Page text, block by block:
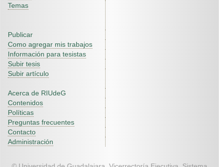
Temas
Publicar
Como agregar mis trabajos
Información para tesistas
Subir tesis
Subir artículo
Acerca de RIUdeG
Contenidos
Políticas
Preguntas frecuentes
Contacto
Administración